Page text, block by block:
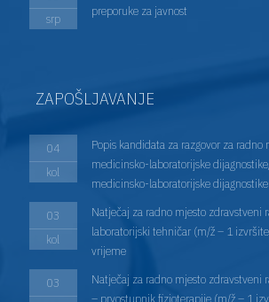
srp
preporuke za javnost
ZAPOŠLJAVANJE
04
kol
Popis kandidata za razgovor za
medicinsko-laboratorijske
medicinsko-laboratorijske dijagnostike
03
kol
Natječaj za radno mjesto zdravstveni
laboratorijski tehničar (m/ž – 1
vrijeme
03
Natječaj za radno mjesto zdravstveni
– prvostupnik fizioterapije (m/ž – 1